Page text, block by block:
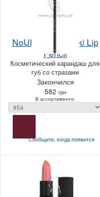
NoUBA Swarovski Lip
Pencil
Косметический карандаш для
губ со стразами
Закончился
582 грн
В ассортименте:
Сообщите, когдапоявится